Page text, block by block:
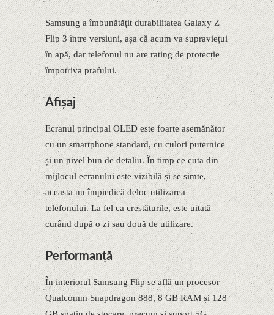
Samsung a îmbunătățit durabilitatea Galaxy Z
Flip 3 între versiuni, așa că acum va supraviețui
în apă, dar telefonul nu are rating de protecție
împotriva prafului.
Afişaj
Ecranul principal OLED este foarte asemănător
cu un smartphone standard, cu culori puternice
și un nivel bun de detaliu. În timp ce cuta din
mijlocul ecranului este vizibilă și se simte,
aceasta nu împiedică deloc utilizarea
telefonului. La fel ca crestăturile, este uitată
curând după o zi sau două de utilizare.
Performanţă
În interiorul Samsung Flip se află un procesor
Qualcomm Snapdragon 888, 8 GB RAM și 128